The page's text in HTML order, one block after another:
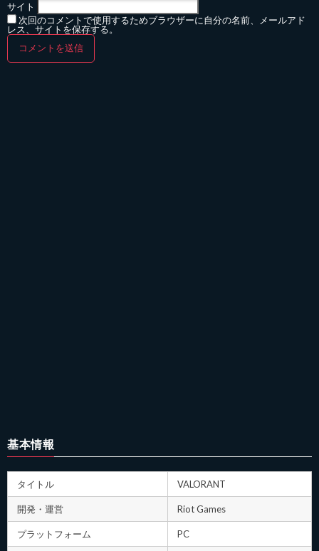
サイト
次回のコメントで使用するためブラウザーに自分の名前、メールアド
レス、サイトを保存する。
基本情報
タイトル VALORANT
開発・運営 Riot Games
プラットフォーム PC